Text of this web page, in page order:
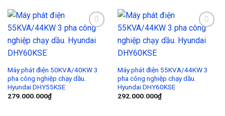
Add to
Wishlist
Máy phát điện 50KVA/40KW 3
pha công nghiệp chạy dầu.
Hyundai DHY55KSE
279.000.000₫
Add to
Wishlist
Máy phát điện 55KVA/44KW 3
pha công nghiệp chạy dầu.
Hyundai DHY60KSE
292.000.000₫